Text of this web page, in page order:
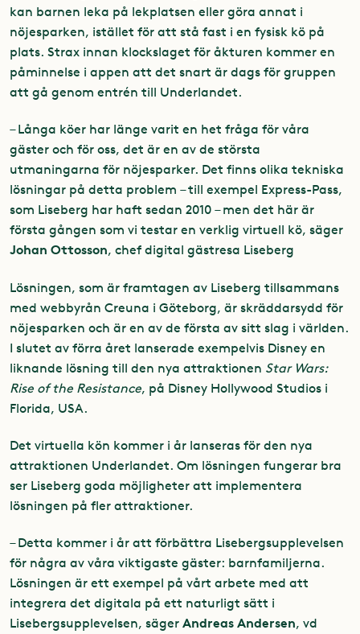
kan barnen leka på lekplatsen eller göra annat i
nöjesparken, istället för att stå fast i en fysisk kö på
plats. Strax innan klockslaget för åkturen kommer en
påminnelse i appen att det snart är dags för gruppen
att gå genom entrén till Underlandet.
– Långa köer har länge varit en het fråga för våra
gäster och för oss, det är en av de största
utmaningarna för nöjesparker. Det finns olika tekniska
lösningar på detta problem – till exempel Express-Pass,
som Liseberg har haft sedan 2010 – men det här är
första gången som vi testar en verklig virtuell kö, säger
Johan Ottosson, chef digital gästresa Liseberg
Lösningen, som är framtagen av Liseberg tillsammans
med webbyrån Creuna i Göteborg, är skräddarsydd för
nöjesparken och är en av de första av sitt slag i världen.
I slutet av förra året lanserade exempelvis Disney en
liknande lösning till den nya attraktionen Star Wars:
Rise of the Resistance, på Disney Hollywood Studios i
Florida, USA.
Det virtuella kön kommer i år lanseras för den nya
attraktionen Underlandet. Om lösningen fungerar bra
ser Liseberg goda möjligheter att implementera
lösningen på fler attraktioner.
– Detta kommer i år att förbättra Lisebergsupplevelsen
för några av våra viktigaste gäster: barnfamiljerna.
Lösningen är ett exempel på vårt arbete med att
integrera det digitala på ett naturligt sätt i
Lisebergsupplevelsen, säger Andreas Andersen, vd